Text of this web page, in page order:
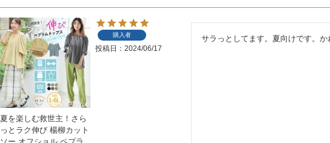
夏を楽しむ救世主！さら
っとラク伸び 楊柳カット
購入者
投稿日 2024/06/17
サラっとしてます。夏向けです。か